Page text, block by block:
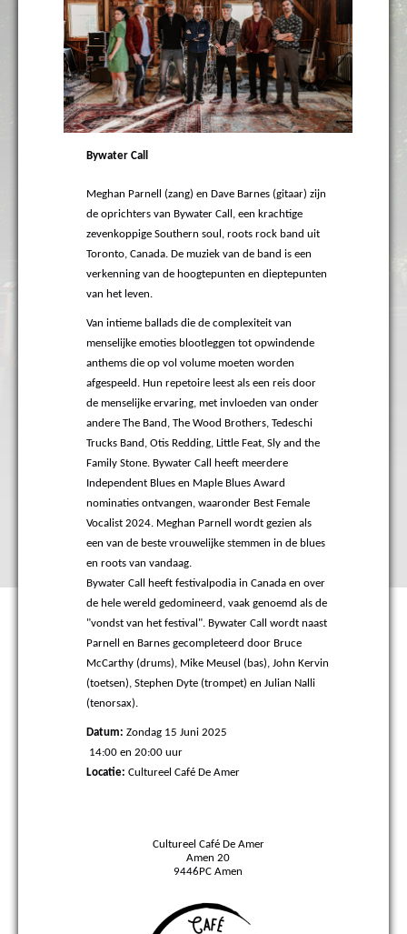
Bywater Call
Meghan Parnell (zang) en Dave Barnes (gitaar) zijn
de oprichters van Bywater Call, een krachtige
zevenkoppige Southern soul, roots rock band uit
Toronto, Canada. De muziek van de band is een
verkenning van de hoogtepunten en dieptepunten
van het leven.
Van intieme ballads die de complexiteit van
menselijke emoties blootleggen tot opwindende
anthems die op vol volume moeten worden
afgespeeld. Hun repetoire leest als een reis door
de menselijke ervaring, met invloeden van onder
andere The Band, The Wood Brothers, Tedeschi
Trucks Band, Otis Redding, Little Feat, Sly and the
Family Stone. Bywater Call heeft meerdere
Independent Blues en Maple Blues Award
nominaties ontvangen, waaronder Best Female
Vocalist 2024. Meghan Parnell wordt gezien als
een van de beste vrouwelijke stemmen in de blues
en roots van vandaag.
Bywater Call heeft festivalpodia in Canada en over
de hele wereld gedomineerd, vaak genoemd als de
"vondst van het festival". Bywater Call wordt naast
Parnell en Barnes gecompleteerd door Bruce
McCarthy (drums), Mike Meusel (bas), John Kervin
(toetsen), Stephen Dyte (trompet) en Julian Nalli
(tenorsax).
Datum: Zondag 15 Juni 2025
14:00 en 20:00 uur
Locatie: Cultureel Café De Amer
Cultureel Café De Amer
Amen 20
9446PC Amen